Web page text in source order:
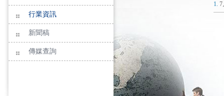
行業資訊
新聞稿
傳媒查詢
7